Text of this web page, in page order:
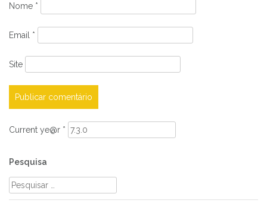
Nome *
Email *
Site
Current ye@r *
Pesquisa
Pesquisar
por: